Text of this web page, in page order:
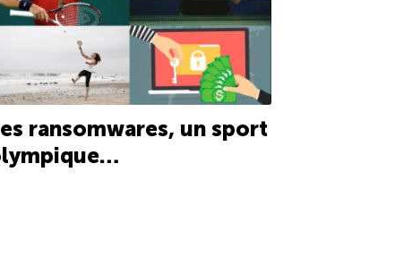
ransomwares, un sport